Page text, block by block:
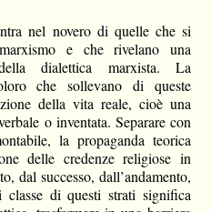
nel novero di quelle che si
e che rivelano una
dialettica marxista. La
che sollevano di queste
della vita reale, cioè una
o inventata. Separare con
la propaganda teorica
delle credenze religiose in
dal successo, dall’andamento,
di questi strati significa